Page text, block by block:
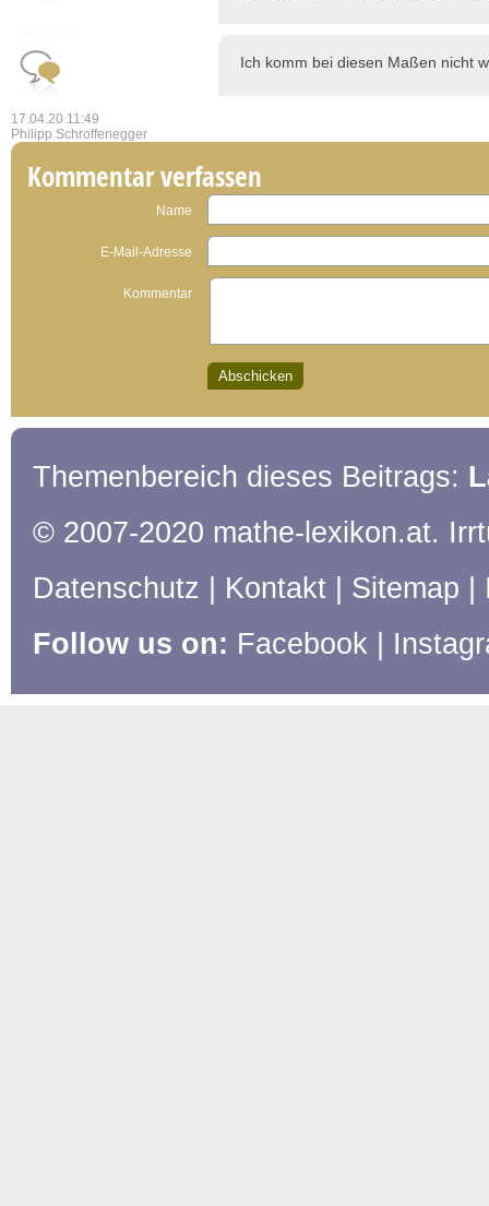
17.04.20 11:49
Philipp Schroffenegger
Ich komm bei diesen Maßen nicht
Kommentar verfassen
Name
E-Mail-Adresse
Kommentar
Themenbereich dieses Beitrags:
© 2007-2020 mathe-lexikon.at.
Datenschutz
Kontakt Sitemap
Follow us on: Facebook